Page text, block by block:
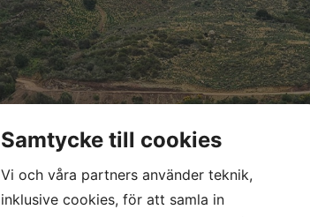
Samtycke till cookies
Vi och våra partners använder teknik,
inklusive cookies, för att samla in